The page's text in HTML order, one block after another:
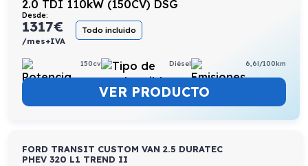
Desde:
1317€
/mes+IVA
Todo incluido
150cv Diésel 6,6l/100km
VER PRODUCTO
FORD TRANSIT CUSTOM VAN 2.5 DURATEC
PHEV 320 L1 TREND II